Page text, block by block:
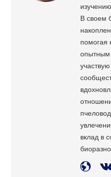
В своем
помогая
опытным
вклад в